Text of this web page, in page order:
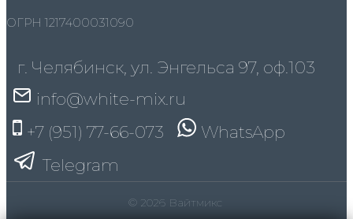
ОГРН 1217400031090
г. Челябинск, ул. Энгельса 97, оф.103
info@white-mix.ru
+7 (951) 77-66-073
WhatsApp
Telegram
© 2026 Вайтмикс